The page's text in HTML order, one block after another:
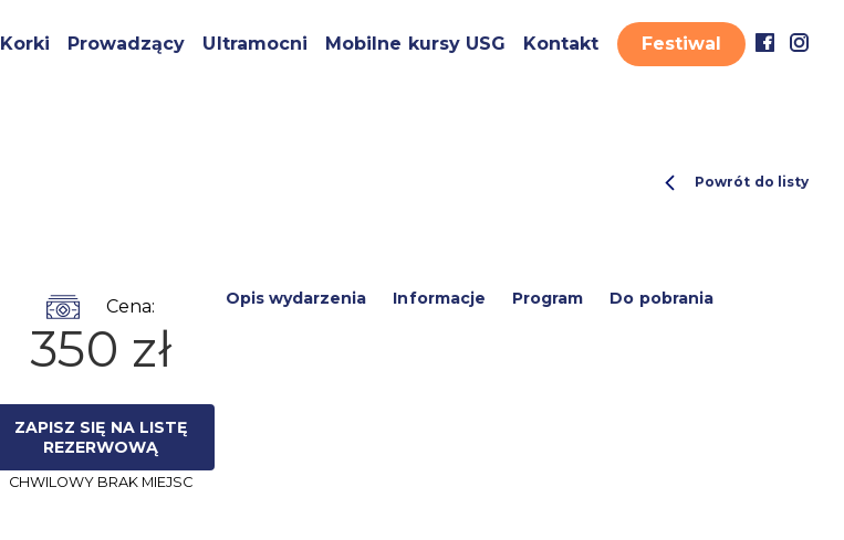
Korki Prowadzący Ultramocni Mobilne kursy USG Kontakt Festiwal
Powrót do listy
Cena:
350 zł
ZAPISZ SIĘ NA LISTĘ
REZERWOWĄ
CHWILOWY BRAK MIEJSC
Opis wydarzenia Informacje Program Do pobrania